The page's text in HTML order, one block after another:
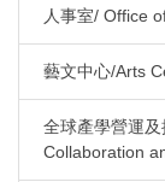
人事室/ Office
藝文中心/Arts
全球產學營運
Collaboration